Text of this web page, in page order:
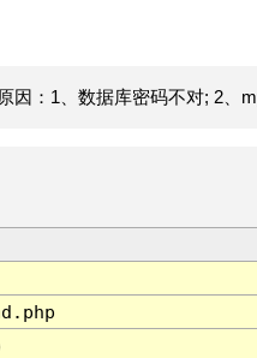
：1、数据库密码不对; 2、